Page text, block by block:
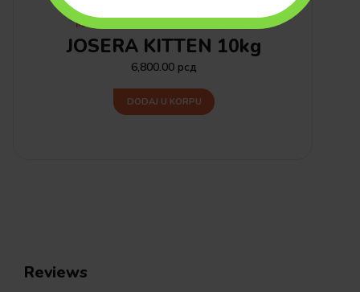
MAČKE
JOSERA KITTEN 10kg
6,800.00 рсд
DODAJ U KORPU
Reviews